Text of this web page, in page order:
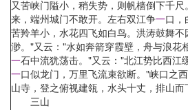
又苦峡门隘小，稍失势，则帆樯倒下千
来，端州城门不敢开。左右双江争一口，
苦羚羊小，水花四飞如白鸟。洪涛鼓舞不
渺。"又云："水如奔箭穿霞壁，舟与浪花
一石中流犹荡击。"又云："北江势比西江
一口似龙门，万里飞流束欲断。"峡口之
山寺，登之俯视建瓴，水头十丈，排山而
三山